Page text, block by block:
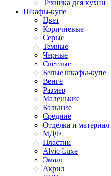
Техника для кухни
Шкафы-купе
Цвет
Коричневые
Серые
Темные
Черные
Светлые
Белые шкафы-купе
Венге
Размер
Маленькие
Большие
Средние
Отделка и материал
МДФ
Пластик
Alvic Luxe
Эмаль
Акрил